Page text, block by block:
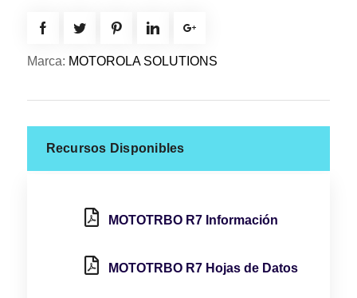
Marca: MOTOROLA SOLUTIONS
Recursos Disponibles
MOTOTRBO R7 Información
MOTOTRBO R7 Hojas de Datos